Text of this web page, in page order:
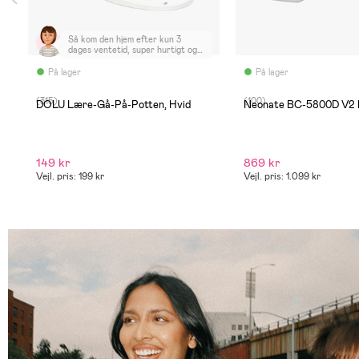
På lager
Så kom den hjem efter kun 3
dages ventetid, super hurtigt og
kommer hjem, super nem og samle
(315)
DOLU Lære-Gå-På-Potten, Hvid
149 kr
Vejl. pris: 199 kr
På lager
(100)
Neonate BC-5800D V2
869 kr
Vejl. pris: 1.099 kr